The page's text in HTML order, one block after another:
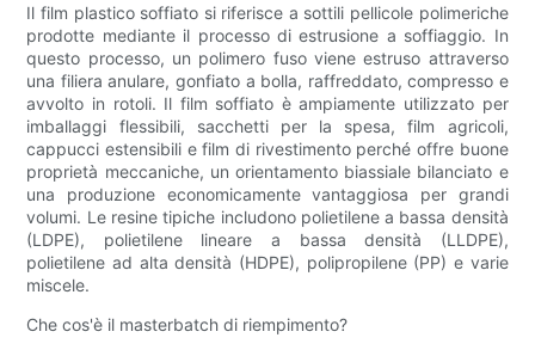
Il film plastico soffiato si riferisce a sottili pellicole polimeriche
prodotte mediante il processo di estrusione a soffiaggio. In
questo processo, un polimero fuso viene estruso attraverso
una filiera anulare, gonfiato a bolla, raffreddato, compresso e
avvolto in rotoli. Il film soffiato è ampiamente utilizzato per
imballaggi flessibili, sacchetti per la spesa, film agricoli,
cappucci estensibili e film di rivestimento perché offre buone
proprietà meccaniche, un orientamento biassiale bilanciato e
una produzione economicamente vantaggiosa per grandi
volumi. Le resine tipiche includono polietilene a bassa densità
(LDPE), polietilene lineare a bassa densità (LLDPE),
polietilene ad alta densità (HDPE), polipropilene (PP) e varie
miscele.
Che cos'è il masterbatch di riempimento?